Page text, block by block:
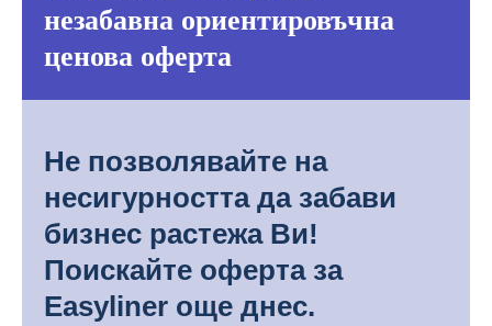
EasyLiner - Получете
Не позволявайте на
несигурността да забави
бизнес растежа Ви!
Поискайте оферта за
Easyliner още днес.